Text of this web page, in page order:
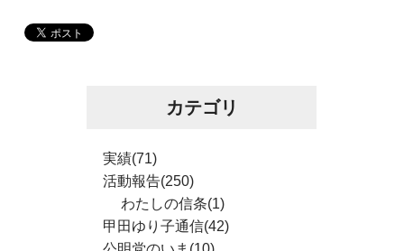
カテゴリ
実績(71)
活動報告(250)
わたしの信条(1)
甲田ゆり子通信(42)